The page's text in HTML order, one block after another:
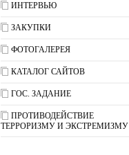
ИНТЕРВЬЮ
ЗАКУПКИ
ФОТОГАЛЕРЕЯ
КАТАЛОГ САЙТОВ
ГОС. ЗАДАНИЕ
ПРОТИВОДЕЙСТВИЕ
ТЕРРОРИЗМУ И ЭКСТРЕМИЗМУ